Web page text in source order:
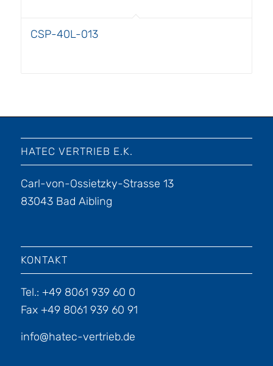
CSP-40L-013
HATEC VERTRIEB E.K.
Carl-von-Ossietzky-Strasse 13
83043 Bad Aibling
KONTAKT
Tel.: +49 8061 939 60 0
Fax +49 8061 939 60 91
info@hatec-vertrieb.de